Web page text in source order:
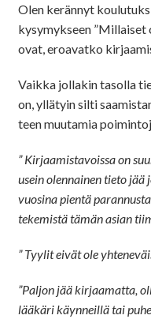
Olen kerännyt
kysymykseen
ovat, eroavatko
Vaikka jollakin tasolla
on, yllätyin silti
teen muutamia
” Kirjaamistavoissa on
usein olennainen tieto
vuosina pientä
tekemistä tämän asian
” Tyylit eivät ole
”Paljon jää kirjaamatta,
lääkäri käynneillä tai